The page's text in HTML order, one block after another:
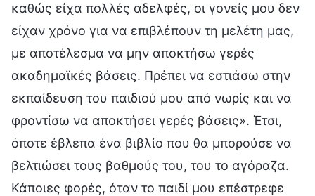
καθώς είχα πολλές αδελφές, οι γονείς μου δεν
είχαν χρόνο για να επιβλέπουν τη μελέτη μας,
με αποτέλεσμα να μην αποκτήσω γερές
ακαδημαϊκές βάσεις. Πρέπει να εστιάσω στην
εκπαίδευση του παιδιού μου από νωρίς και να
φροντίσω να αποκτήσει γερές βάσεις». Έτσι,
όποτε έβλεπα ένα βιβλίο που θα μπορούσε να
βελτιώσει τους βαθμούς του, του το αγόραζα.
Κάποιες φορές, όταν το παιδί μου επέστρεφε